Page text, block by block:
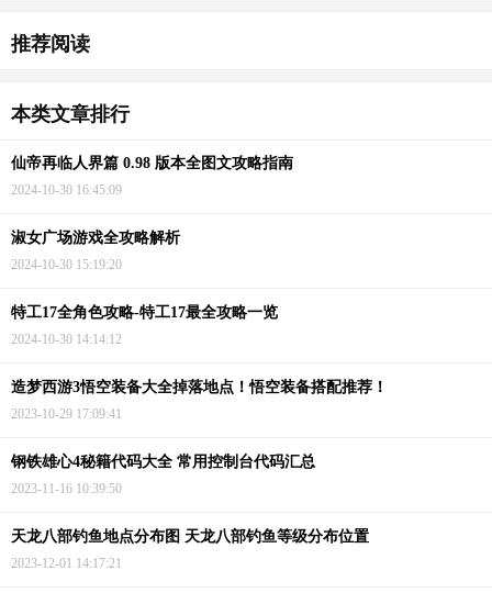
推荐阅读
本类文章排行
仙帝再临人界篇 0.98 版本全图文攻略指南
2024-10-30 16:45:09
淑女广场游戏全攻略解析
2024-10-30 15:19:20
特工17全角色攻略-特工17最全攻略一览
2024-10-30 14:14:12
造梦西游3悟空装备大全掉落地点！悟空装备搭配推荐！
2023-10-29 17:09:41
钢铁雄心4秘籍代码大全 常用控制台代码汇总
2023-11-16 10:39:50
天龙八部钓鱼地点分布图 天龙八部钓鱼等级分布位置
2023-12-01 14:17:21